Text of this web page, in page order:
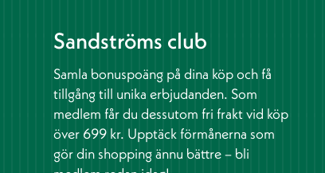
Sandströms club
Samla bonuspoäng på dina köp och få
tillgång till unika erbjudanden. Som
medlem får du dessutom fri frakt vid köp
över 699 kr. Upptäck förmånerna som
gör din shopping ännu bättre – bli